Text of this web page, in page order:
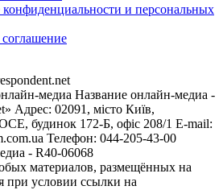
и персональных
соглашение
медиа Название онлайн-медиа -
Адрес: 02091, місто Київ,
будинок 172-Б, офіс 208/1 E-mail:
Телефон: 044-205-43-00
- R40-06068
материалов, размещённых на
при условии ссылки на